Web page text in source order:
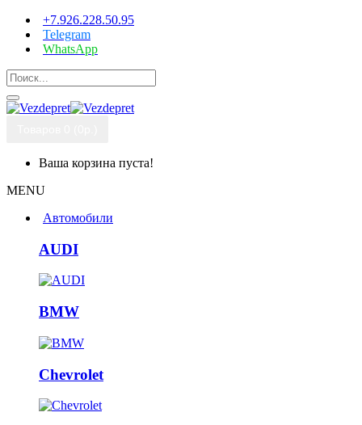
+7.926.228.50.95
Telegram
WhatsApp
Ваша корзина пуста!
MENU
Автомобили
AUDI
BMW
Chevrolet